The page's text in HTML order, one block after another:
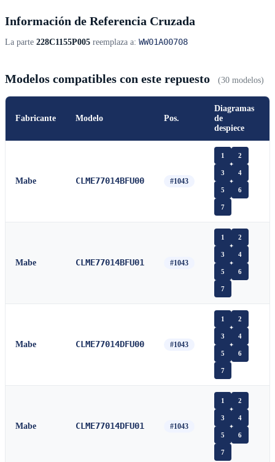
Información de Referencia Cruzada
La parte 228C1155P005 reemplaza a: WW01A00708
Modelos compatibles con este repuesto (30 modelos)
Fabricante Modelo Pos.
Diagramas
de
despiece
Mabe CLME77014BFU00 #1043
1 2
3 4
5 6
7
Mabe CLME77014BFU01 #1043
1 2
3 4
5 6
7
Mabe CLME77014DFU00 #1043
1 2
3 4
5 6
7
Mabe CLME77014DFU01 #1043
1 2
3 4
5 6
7